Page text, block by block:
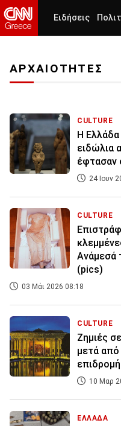
Ειδήσεις
ΑΡΧΑΙΟΤΗΤΕΣ
CULTURE
Η Ελλάδα
ειδώλια
έφτασαν
24 Ιουν
CULTURE
Ανάμεσά
(pics)
03 Μάι 2026 08:18
CULTURE
Ζημιές
μετά από
επιδρομή
10 Μαρ
ΕΛΛΑΔΑ